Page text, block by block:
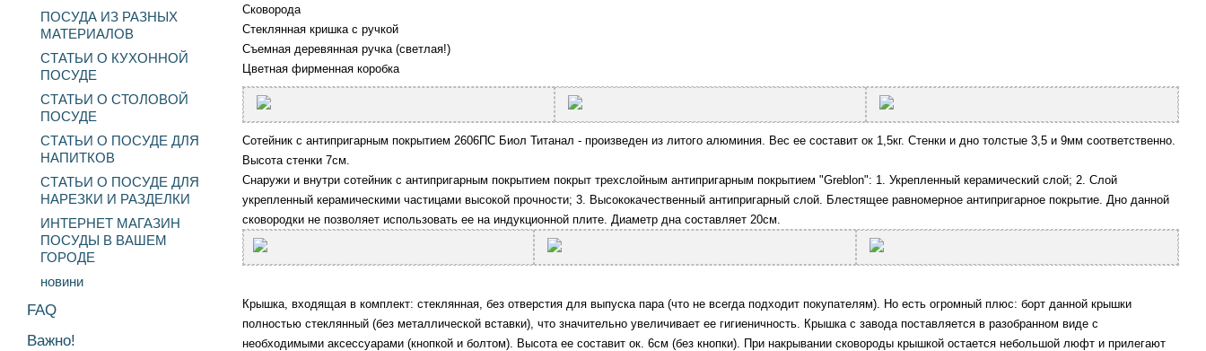
Сковорода
Стеклянная кришка с ручкой
Съемная деревянная ручка (светлая!)
Цветная фирменная коробка
Сотейник с антипригарным покрытием 2606ПС Биол Титанал - произведен из литого алюминия. Вес ее составит ок 1,5кг. Стенки и дно толстые 3,5 и 9мм соответственно.
Высота стенки 7см.
Снаружи и внутри сотейник с антипригарным покрытием покрыт трехслойным антипригарным покрытием "Greblon": 1. Укрепленный керамический слой; 2. Слой
укрепленный керамическими частицами высокой прочности; 3. Высококачественный антипригарный слой. Блестящее равномерное антипригарное покрытие. Дно данной
сковородки не позволяет использовать ее на индукционной плите. Диаметр дна составляет 20см.
Крышка, входящая в комплект: стеклянная, без отверстия для выпуска пара (что не всегда подходит покупателям). Но есть огромный плюс: борт данной крышки
полностью стеклянный (без металлической вставки), что значительно увеличивает ее гигиеничность. Крышка с завода поставляется в разобранном виде с
необходимыми аксессуарами (кнопкой и болтом). Высота ее составит ок. 6см (без кнопки). При накрывании сковороды крышкой остается небольшой люфт и прилегают
ПОСУДА ИЗ РАЗНЫХ
МАТЕРИАЛОВ
СТАТЬИ О КУХОННОЙ
ПОСУДЕ
СТАТЬИ О СТОЛОВОЙ
ПОСУДЕ
СТАТЬИ О ПОСУДЕ ДЛЯ
НАПИТКОВ
СТАТЬИ О ПОСУДЕ ДЛЯ
НАРЕЗКИ И РАЗДЕЛКИ
ИНТЕРНЕТ МАГАЗИН
ПОСУДЫ В ВАШЕМ
ГОРОДЕ
новини
FAQ
Важно!